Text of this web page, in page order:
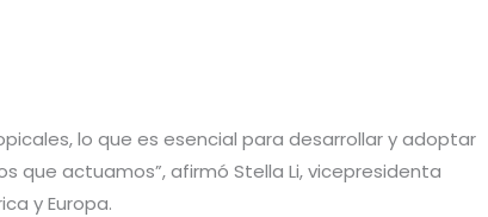
lo que es esencial para desarrollar y adoptar
que actuamos”, afirmó Stella Li, vicepresidenta
y Europa.